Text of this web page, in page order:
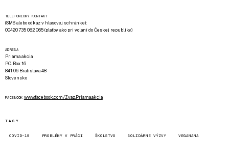
TELEFONICKÝ KONTAKT
(SMS alebo odkaz v hlasovej schránke):
00420 735 082 065 (platby ako pri volaní do Českej republiky)
ADRESA
Priama akcia
P.O. Box 16
841 06 Bratislava 48
Slovensko
FACEBOOK www.facebook.com/Zvaz.Priama.akcia
TAGY
COVID-19 PROBLÉMY V PRÁCI ŠKOLSTVO SOLIDÁRNE VÝZVY VEGANANA